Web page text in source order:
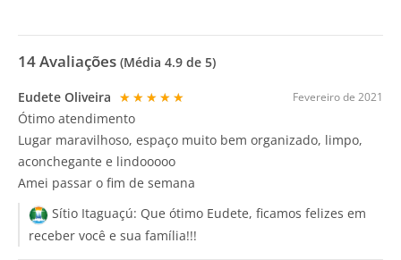
14Avaliações (Média 4.9 de 5)
Fevereiro de 2021
Eudete Oliveira ★★★★★
Ótimo atendimento
Lugar maravilhoso, espaço muito bem organizado, limpo,
aconchegante e lindooooo
Amei passar o fim de semana
Sítio Itaguaçú: Que ótimo Eudete, ficamos felizes em
receber você e sua família!!!